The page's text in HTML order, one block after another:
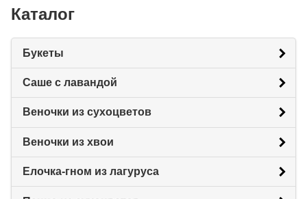
Каталог
Букеты
Саше с лавандой
Веночки из сухоцветов
Веночки из хвои
Елочка-гном из лагуруса